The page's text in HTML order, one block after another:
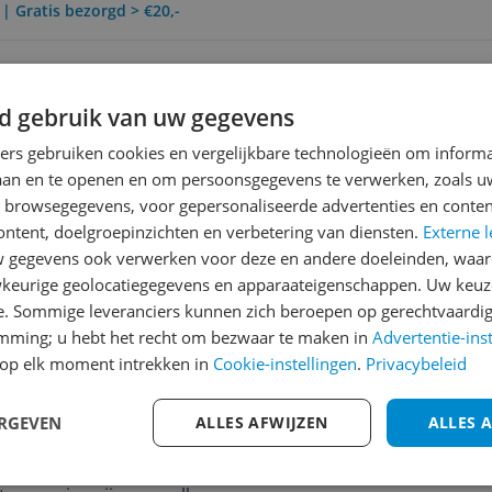
Gratis bezorgd > €20,-
haal je als
kwaliteit. De
zowel de levensduur
deze pijlen in de
die een stabieler traject
zijn sinds 2021
als consistent te
Reviews
Er zijn nog geen
Heb jij dit product in bezit
met het schrijven van je
een review gemiddeld
andere bezoekers een
€250,-!Klik hier voor de
Cijfer
Welk cijfer geef jij dit
3
1
gebruik van uw gegevens
gebruiken cookies en vergelijkbare technologieën om
en te openen en om persoonsgegevens te verwerken, zoals
voor gepersonaliseerde advertenties en
doelgroepinzichten en verbetering van diensten. Externe
gegevens ook verwerken voor deze en andere doeleinden,
geolocatiegegevens en apparaateigenschappen. Uw
Sommige leveranciers kunnen zich beroepen op
u hebt het recht om bezwaar te maken in Advertentie-
elk moment intrekken in Cookie-instellingen. Privacybeleid
ALLES
ALLES AFWIJZEN